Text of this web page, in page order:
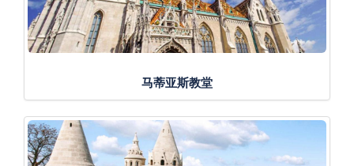
马蒂亚斯教堂